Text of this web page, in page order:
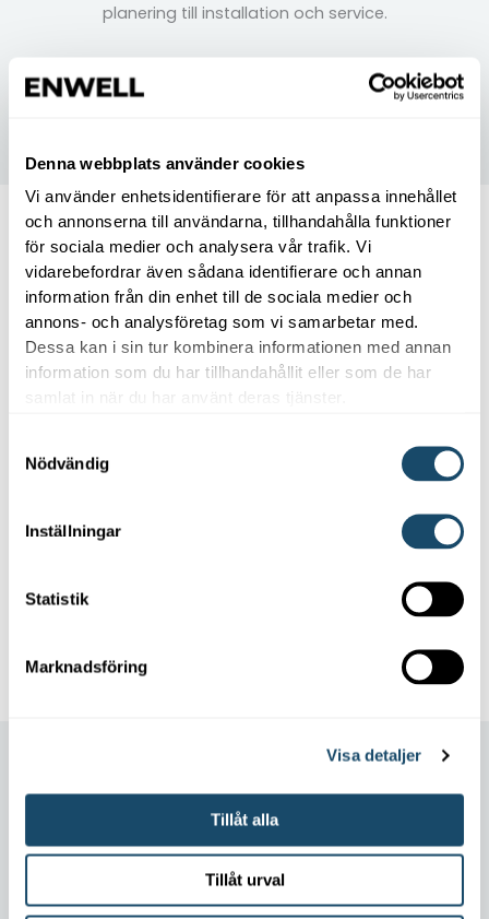
Denna webbplats använder cookies
Vi använder enhetsidentifierare för att anpassa innehållet
och annonserna till användarna, tillhandahålla funktioner
för sociala medier och analysera vår trafik. Vi
vidarebefordrar även sådana identifierare och annan
information från din enhet till de sociala medier och
annons- och analysföretag som vi samarbetar med.
Dessa kan i sin tur kombinera informationen med annan
information som du har tillhandahållit eller som de har
samlat in när du har använt deras tjänster.
Nödvändig
Inställningar
Statistik
Marknadsföring
Visa detaljer
Tillåt alla
Tillåt urval
planering till installation och service.
Våra partners
FAQ
Vanliga frågor och svar om värmepumpsservice.